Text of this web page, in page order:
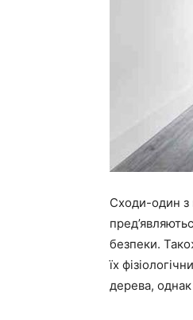
Сходи-один з
безпеки.
їх
дерева,